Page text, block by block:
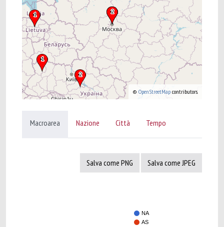
© OpenStreetMap contributors.
Macroarea Nazione Città Tempo
Salva come PNG Salva come JPEG
NA
AS